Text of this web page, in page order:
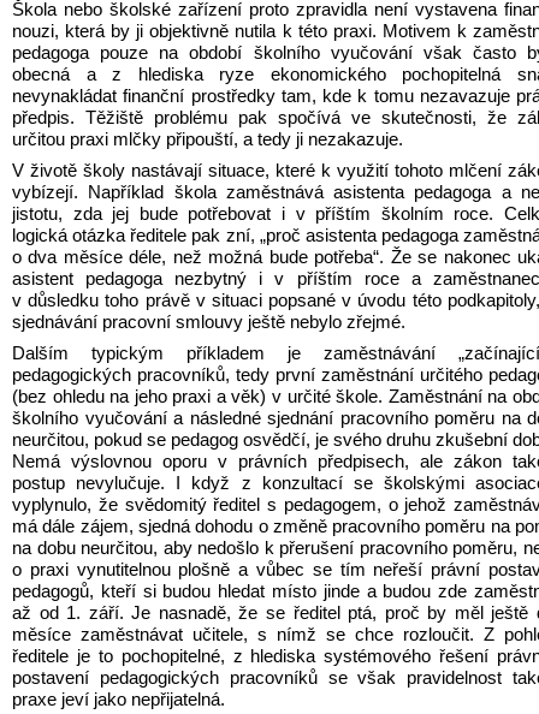
Škola nebo školské zařízení proto zpravidla není vystavena
nouzi, která by ji objektivně nutila k této praxi. Motivem k
pedagoga pouze na období školního vyučování však často
obecná a z hlediska ryze ekonomického pochopitelná
nevynakládat finanční prostředky tam, kde k tomu nezavazuje
předpis. Těžiště problému pak spočívá ve skutečnosti, že
určitou praxi mlčky připouští, a tedy ji nezakazuje.
V životě školy nastávají situace, které k využití tohoto mlčení
vybízejí. Například škola zaměstnává asistenta pedagoga a
jistotu, zda jej bude potřebovat i v příštím školním roce.
logická otázka ředitele pak zní, „proč asistenta pedagoga
o dva měsíce déle, než možná bude potřeba“. Že se nakonec
asistent pedagoga nezbytný i v příštím roce a
v důsledku toho právě v situaci popsané v úvodu této
sjednávání pracovní smlouvy ještě nebylo zřejmé.
Dalším typickým příkladem je zaměstnávání
pedagogických pracovníků, tedy první zaměstnání určitého
(bez ohledu na jeho praxi a věk) v určité škole. Zaměstnání na
školního vyučování a následné sjednání pracovního poměru na
neurčitou, pokud se pedagog osvědčí, je svého druhu zkušební
Nemá výslovnou oporu v právních předpisech, ale zákon
postup nevylučuje. I když z konzultací se školskými
vyplynulo, že svědomitý ředitel s pedagogem, o jehož
má dále zájem, sjedná dohodu o změně pracovního poměru na
na dobu neurčitou, aby nedošlo k přerušení pracovního poměru,
o praxi vynutitelnou plošně a vůbec se tím neřeší právní
pedagogů, kteří si budou hledat místo jinde a budou zde
až od 1. září. Je nasnadě, že se ředitel ptá, proč by měl ještě
měsíce zaměstnávat učitele, s nímž se chce rozloučit. Z
ředitele je to pochopitelné, z hlediska systémového řešení
postavení pedagogických pracovníků se však pravidelnost
praxe jeví jako nepřijatelná.